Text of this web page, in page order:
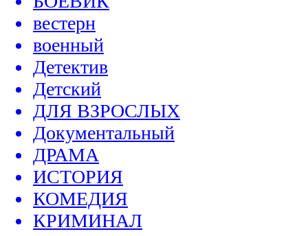
вестерн
военный
Детектив
Детский
ДЛЯ ВЗРОСЛЫХ
Документальный
ДРАМА
ИСТОРИЯ
КОМЕДИЯ
КРИМИНАЛ